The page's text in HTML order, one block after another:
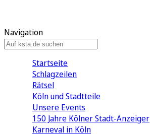
Navigation
Startseite
Schlagzeilen
Rätsel
Köln und Stadtteile
Unsere Events
150 Jahre Kölner Stadt-Anzeiger
Karneval in Köln